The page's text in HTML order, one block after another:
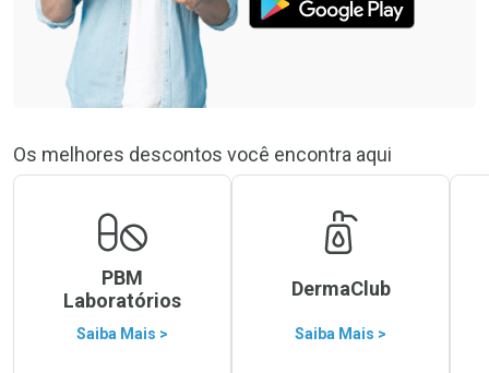
Os melhores descontos você encontra aqui
PBM
Laboratórios
Saiba Mais >
DermaClub
Saiba Mais >